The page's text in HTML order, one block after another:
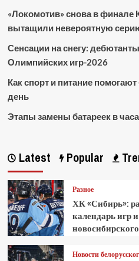
«Локомотив» снова в финале
вытащили невероятную
Сенсации на снегу:
Олимпийских игр-2026
Как спорт и питание
день
Этапы замены батареек в
Latest Popular
Разное
ХК «Сибирь»:
календарь игр
Новости